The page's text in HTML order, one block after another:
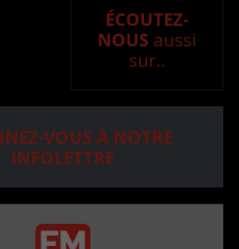
ÉCOUTEZ-
NOUS aussi
sur..
VOUS À NOTRE
INFOLETTRE